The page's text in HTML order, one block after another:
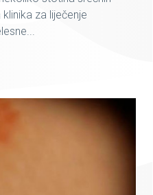
za liječenje